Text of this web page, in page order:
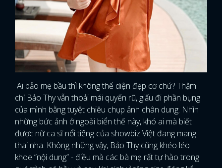
Ai bảo mẹ bầu thì không thể diện đẹp cơ chứ? Thậm
chí Bảo Thy vẫn thoải mái quyến rũ, giấu đi phần bụng
của mình bằng tuyệt chiêu chụp ảnh chân dung. Nhìn
những bức ảnh ở ngoài biển thế này, khó ai mà biết
được nữ ca sĩ nổi tiếng của showbiz Việt đang mang
thai nha. Không những vậy, Bảo Thy cũng khéo léo
khoe “nội dung” - điều mà các bà mẹ rất tự hào trong